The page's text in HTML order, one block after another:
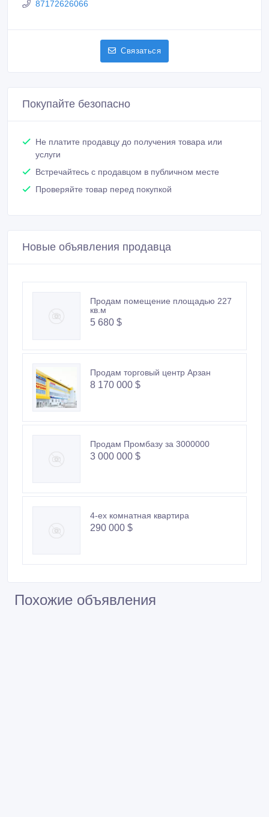
87172626066
Связаться
Покупайте безопасно
Не платите продавцу до получения товара или
услуги
Встречайтесь с продавцом в публичном месте
Проверяйте товар перед покупкой
Новые объявления продавца
Продам помещение площадью 227
кв.м
5 680 $
Продам торговый центр Арзан
8 170 000 $
Продам Промбазу за 3000000
3 000 000 $
4-ех комнатная квартира
290 000 $
Похожие объявления